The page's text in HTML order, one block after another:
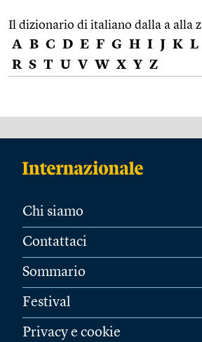
Il dizionario di italiano dalla a alla z
A B C D E F G H I J K L
R S T U V W X Y Z
Chi siamo
Contattaci
Sommario
Festival
Privacy e cookie